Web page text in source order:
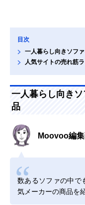
目次
一人暮らし向きソフ
人気サイトの売れ筋
一人暮らし向き
品
Moovoo編
数あるソファの中で
気メーカーの商品を